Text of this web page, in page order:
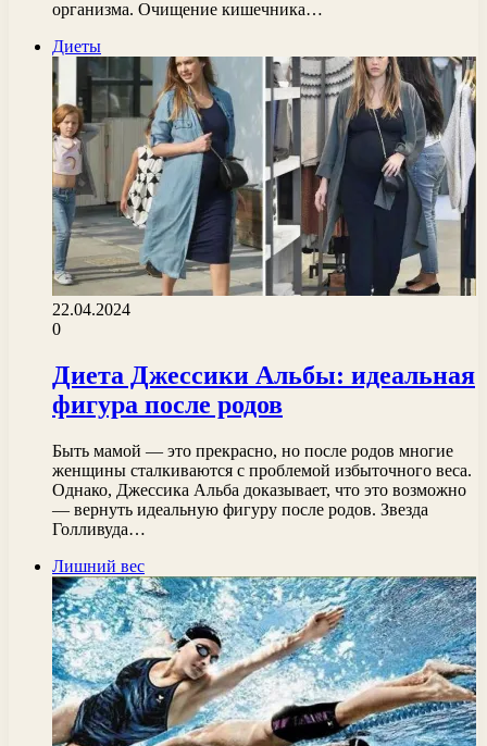
организма. Очищение кишечника…
Диеты
22.04.2024
0
Диета Джессики Альбы: идеальная
фигура после родов
Быть мамой — это прекрасно, но после родов многие
женщины сталкиваются с проблемой избыточного веса.
Однако, Джессика Альба доказывает, что это возможно
— вернуть идеальную фигуру после родов. Звезда
Голливуда…
Лишний вес